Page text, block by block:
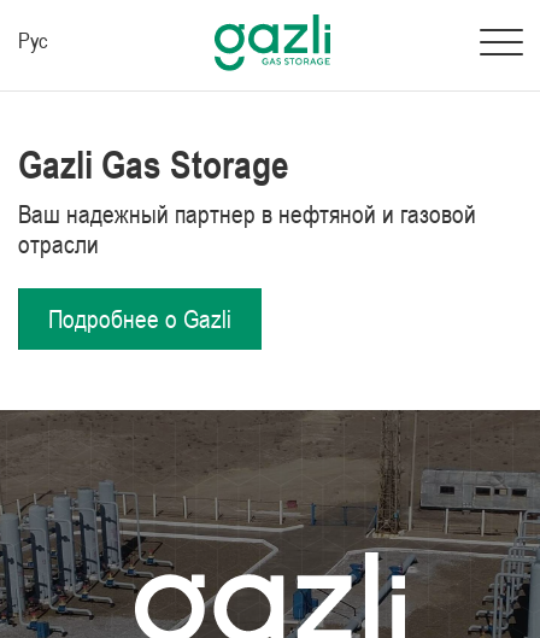
Рус
Gazli Gas Storage
Ваш надежный партнер в нефтяной и газовой
отрасли
Подробнее о Gazli